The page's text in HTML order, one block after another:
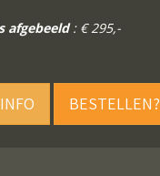
afgebeeld: € 295,-
BESTELLEN?